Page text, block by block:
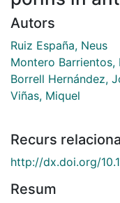
Autors
Ruiz España, Neus
Montero Barrientos,
Borrell Hernández,
Viñas, Miquel
Recurs
http://dx.doi.org/
Resum